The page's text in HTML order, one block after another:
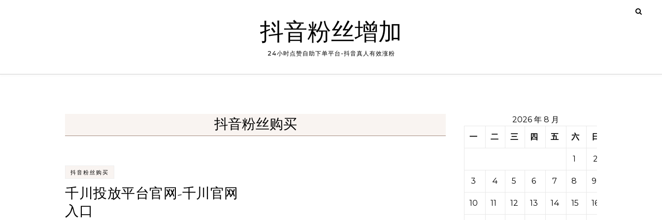
抖音粉丝增加
24小时点赞自助下单平台-抖音真人有效涨粉
抖音粉丝购买
抖音粉丝购买
千川投放平台官网-千川官网
入口
2026 年 8 月
一
二 三 四 五 六 日
1 2
3 4 5 6 7 8 9
10 11 12 13 14 15 16